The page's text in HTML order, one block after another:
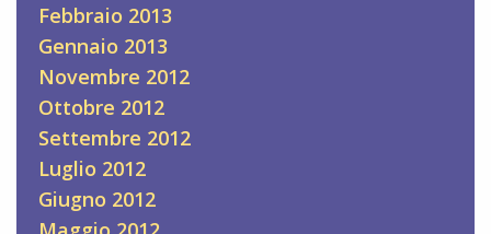
Febbraio 2013
Gennaio 2013
Novembre 2012
Ottobre 2012
Settembre 2012
Luglio 2012
Giugno 2012